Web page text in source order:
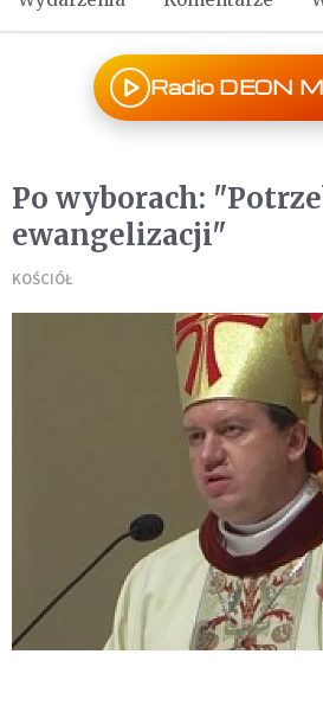
Radio DEON
Po wyborach:
ewangelizacji"
KOŚCIÓŁ